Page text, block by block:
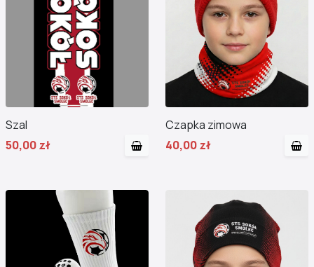
Szal
50,00 zł
Czapka zimowa
40,00 zł